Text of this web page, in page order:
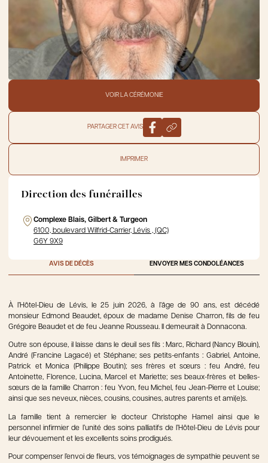
VOIR LA CÉRÉMONIE
PARTAGER CET AVIS
IMPRIMER
Direction des funérailles
Complexe Blais, Gilbert & Turgeon
6100, boulevard Wilfrid-Carrier, Lévis , (QC)
G6Y 9X9
AVIS DE DÉCÈS ENVOYER MES CONDOLÉANCES
À l’Hôtel-Dieu de Lévis, le 25 juin 2026, à l’âge de 90 ans, est décédé
monsieur Edmond Beaudet, époux de madame Denise Charron, fils de feu
Grégoire Beaudet et de feu Jeanne Rousseau. Il demeurait à Donnacona.
Outre son épouse, il laisse dans le deuil ses fils : Marc, Richard (Nancy Blouin),
André (Francine Lagacé) et Stéphane; ses petits-enfants : Gabriel, Antoine,
Patrick et Monica (Philippe Boutin); ses frères et sœurs : feu André, feu
Antoinette, Florence, Lucina, Marcel et Mariette; ses beaux-frères et belles-
sœurs de la famille Charron : feu Yvon, feu Michel, feu Jean-Pierre et Louise;
ainsi que ses neveux, nièces, cousins, cousines, autres parents et ami(e)s.
La famille tient à remercier le docteur Christophe Hamel ainsi que le
personnel infirmier de l’unité des soins palliatifs de l’Hôtel-Dieu de Lévis pour
leur dévouement et les excellents soins prodigués.
Pour compenser l’envoi de fleurs, vos témoignages de sympathie peuvent se